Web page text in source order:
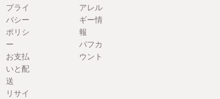
プライ
バシー
ポリシ
ー
お支払
いと配
送
リサイ
アレル
ギー情
報
パフカ
ウント